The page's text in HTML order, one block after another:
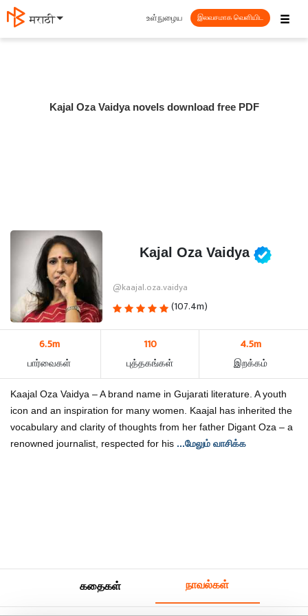
मराठी ☰
உள்நுழைய இலவசமாக வெளியிட
Kajal Oza Vaidya novels download free PDF
Kajal Oza Vaidya
@kaajal.oza.vaidya
(107.4m)
6.5m
பார்வைகள்
110
புத்தகங்கள்
4.5m
இறக்கம்
Kaajal Oza Vaidya – A brand name in Gujarati literature. A youth
icon and an inspiration for many women. Kaajal has inherited the
vocabulary and clarity of thoughts from her father Digant Oza – a
renowned journalist, respected for his ...மேலும் வாசிக்க
கதைகள் நாவல்கள்